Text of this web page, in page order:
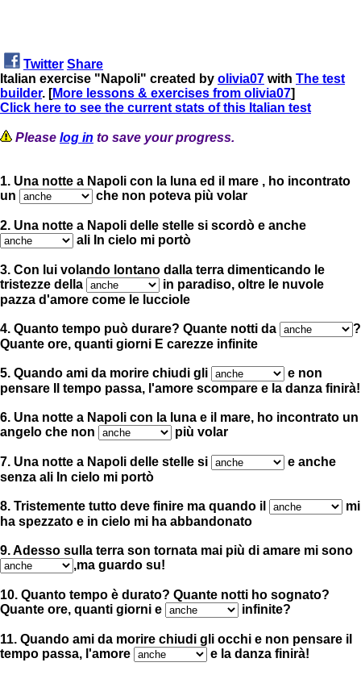
Twitter Share
Italian exercise "Napoli" created by olivia07 with The test
builder. [More lessons & exercises from olivia07]
Click here to see the current stats of this Italian test
Please log in to save your progress.
1. Una notte a Napoli con la luna ed il mare , ho incontrato
un
che non poteva più volar
2. Una notte a Napoli delle stelle si scordò e anche
ali In cielo mi portò
3. Con lui volando lontano dalla terra dimenticando le
tristezze della
in paradiso, oltre le nuvole
pazza d'amore come le lucciole
4. Quanto tempo può durare? Quante notti da
?
Quante ore, quanti giorni E carezze infinite
5. Quando ami da morire chiudi gli
e non
pensare Il tempo passa, l'amore scompare e la danza finirà!
6. Una notte a Napoli con la luna e il mare, ho incontrato un
angelo che non
più volar
7. Una notte a Napoli delle stelle si
e anche
senza ali In cielo mi portò
8. Tristemente tutto deve finire ma quando il
mi
ha spezzato e in cielo mi ha abbandonato
9. Adesso sulla terra son tornata mai più di amare mi sono
,ma guardo su!
10. Quanto tempo è durato? Quante notti ho sognato?
Quante ore, quanti giorni e
infinite?
11. Quando ami da morire chiudi gli occhi e non pensare il
tempo passa, l'amore
e la danza finirà!